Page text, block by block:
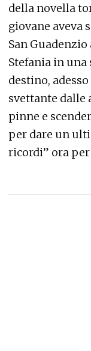
della novella
giovane aveva
San
Stefania in
destino,
svettante dalle
pinne e
per dare un
ricordi” ora